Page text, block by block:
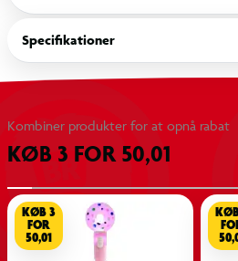
almindelig kuglepen. Velegnet til
en lille gaveidé.
Specifikationer
Farverigt og kreativt design
Velegnet til skole og kontor
Kan anvendes som gaveidé
Specifikationer
Kombiner produkter for at opnå rabat
KØB 3 FOR 50,01
KØB 3
FOR
50,01